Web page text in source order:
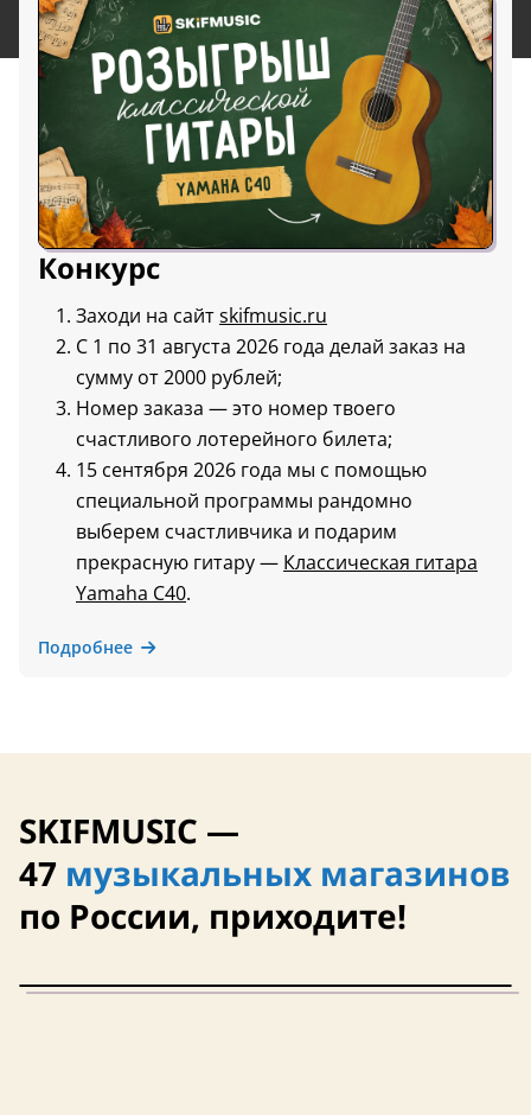
Конкурс
Заходи на сайтskifmusic.ru
С 1 по 31 августа 2026 года делай заказ на
сумму от 2000 рублей;
Номер заказа — это номер твоего
счастливого лотерейного билета;
15 сентября 2026 года мы с помощью
специальной программы рандомно
выберем счастливчика и подарим
прекрасную гитару — Классическая гитара
Yamaha C40.
Подробнее
SKIFMUSIC —
47 музыкальных магазинов
по России, приходите!